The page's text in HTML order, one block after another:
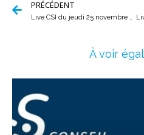
PRÉCÉDENT
À voir